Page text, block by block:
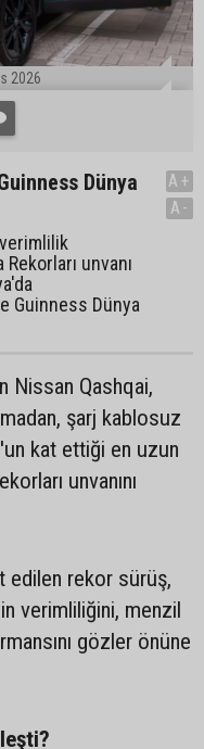
2026
Dünya
unvanı
Guinness Dünya
A+
A-
Nissan Qashqai,
şarj kablosuz
kat ettiği en uzun
unvanını
edilen rekor sürüş,
verimliliğini, menzil
gözler önüne